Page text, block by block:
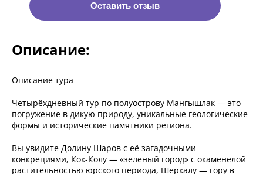
Оставить отзыв
Описание:
Описание тура
Четырёхдневный тур по полуострову Мангышлак — это
погружение в дикую природу, уникальные геологические
формы и исторические памятники региона.
Вы увидите Долину Шаров с её загадочными
конкрециями, Кок-Колу — «зеленый город» с окаменелой
растительностью юрского периода, Шеркалу — гору в